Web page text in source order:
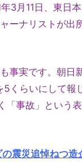
3月11日、東日
ーナリストが出
事実です。朝日
くらいにして報
「事故」という
震災追悼ねつ